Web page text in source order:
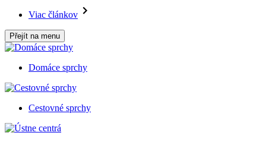
Viac článkov
Přejít na menu
Domáce sprchy
Cestovné sprchy